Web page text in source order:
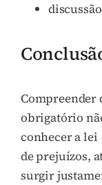
Compreender
obrigatório
conhecer a
de prejuízos,
surgir